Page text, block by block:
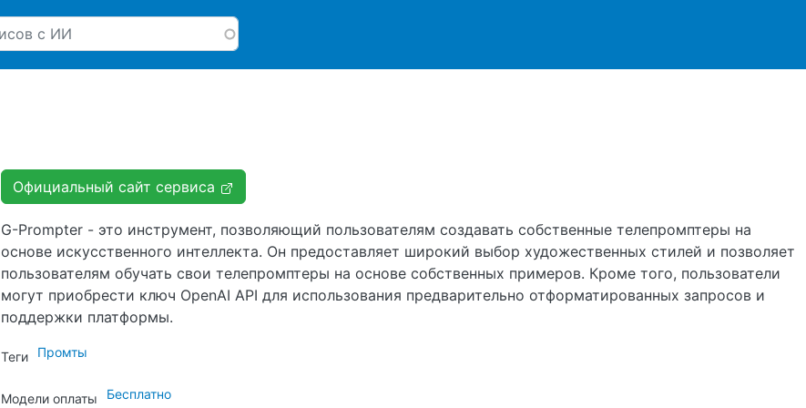
Перейти к основному содержанию
Официальный сайт сервиса
G-Prompter - это инструмент, позволяющий пользователям создавать собственные телепромптеры на
основе искусственного интеллекта. Он предоставляет широкий выбор художественных стилей и позволяет
пользователям обучать свои телепромптеры на основе собственных примеров. Кроме того, пользователи
могут приобрести ключ OpenAI API для использования предварительно отформатированных запросов и
поддержки платформы.
Теги Промты
Модели оплаты Бесплатно